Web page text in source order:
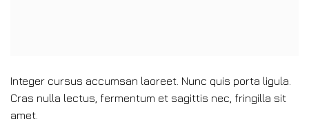
Integer cursus accumsan laoreet. Nunc quis porta ligula.
Cras nulla lectus, fermentum et sagittis nec, fringilla sit
amet.